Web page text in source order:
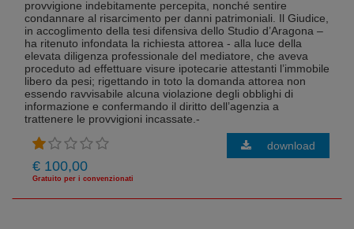
provvigione indebitamente percepita, nonché sentire
condannare al risarcimento per danni patrimoniali. Il Giudice,
in accoglimento della tesi difensiva dello Studio d’Aragona –
ha ritenuto infondata la richiesta attorea - alla luce della
elevata diligenza professionale del mediatore, che aveva
proceduto ad effettuare visure ipotecarie attestanti l’immobile
libero da pesi; rigettando in toto la domanda attorea non
essendo ravvisabile alcuna violazione degli obblighi di
informazione e confermando il diritto dell’agenzia a
trattenere le provvigioni incassate.-
€ 100,00
Gratuito per i convenzionati
download